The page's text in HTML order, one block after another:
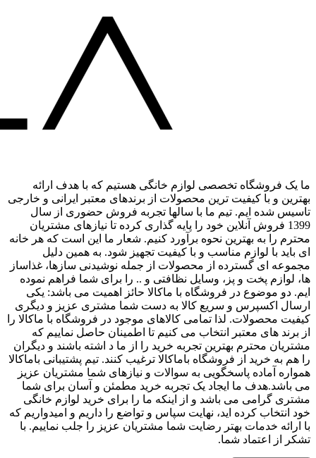
ما یک فروشگاه تخصصی لوازم خانگی هستیم که با هدف ارائه
بهترین و با کیفیت ترین محصولات از برندهای معتبر ایرانی و خارجی
تاسیس شده ایم. تیم ما با سالها تجربه فروش حضوری از سال
1399 فروش آنلاین خود را پایه گذاری کرده تا نیازهای مشتریان
محترم را به بهترین نحوه برآورد کنیم. شعار ما این است که هر خانه
ای باید با لوازم مناسب و با کیفیت تجهیز شود. به همین دلیل
مجموعه ای گسترده از محصولات از جمله نوشیدنی سازها، غذاساز
ها، لوازم پخت و پز، وسایل نظافتی و .. را برای شما فراهم نموده
ایم. دو موضوع در فروشگاه با ماکالا حائز اهمیت می باشد: یکی
ارسال اکسپرس و سریع کالا به دست شما مشتری عزیز و دیگری
کیفیت محصولات. لذا تمامی کالاهای موجود در فروشگاه با ماکالا را
از برند های معتبر انتخاب می کنیم تا اطمینان حاصل نماییم که
مشتریان محترم بهترین تجربه خرید را از ما د اشته باشند و دیگران
را هم به خرید از فروشگاه باماکالا ترغیب کنند. تیم پشتیبانی باماکالا
همواره آماده پاسخگویی به سوالات و نیازهای شما مشتریان عزیز
می باشد.هدف ما ایجاد یک تجربه خرید مطمئن و آسان برای شما
مشتری گرامی می باشد و از اینکه ما را برای خرید لوازم خانگی
خود انتخاب کرده اید، نهایت سپاس و تواضع را داریم و امیدواریم که
با ارائه خدمات بهتر رضایت شما مشتریان عزیز را جلب نماییم. با
تشکر از اعتماد شما.